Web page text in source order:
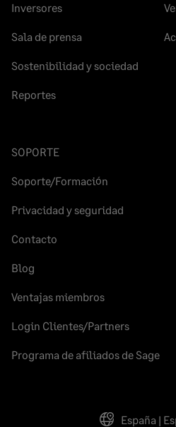
Inversores
Sala de prensa
Sostenibilidad y sociedad
Reportes
SOPORTE
Soporte/Formación
Privacidad y seguridad
Contacto
Blog
Ventajas miembros
Login Clientes/Partners
Programa de afiliados de Sage
España |